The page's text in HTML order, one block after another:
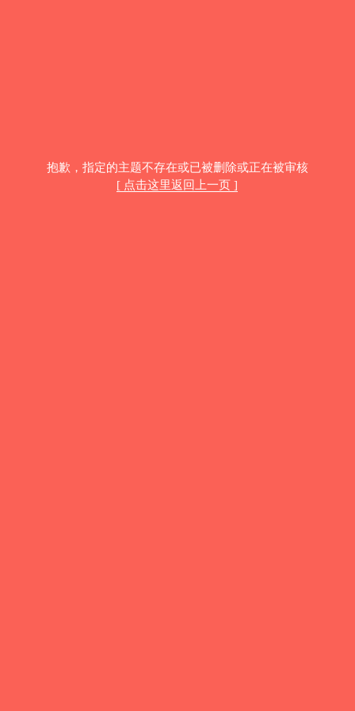
抱歉，指定的主题不存在或已被删除或正在被审核
[ 点击这里返回上一页 ]